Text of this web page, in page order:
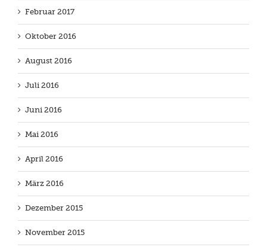
Februar 2017
Oktober 2016
August 2016
Juli 2016
Juni 2016
Mai 2016
April 2016
März 2016
Dezember 2015
November 2015